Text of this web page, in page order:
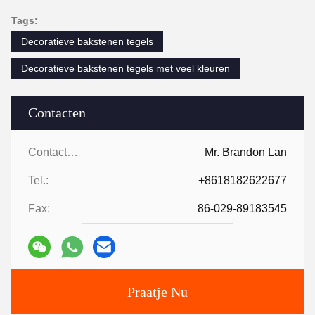
Contacten
Contacten: Mr. Brandon Lan
Tel.: +8618182622677
Fax: 86-029-89183545
Praatje Nu
Tags:
Decoratieve bakstenen tegels
Decoratieve bakstenen tegels met veel kleuren